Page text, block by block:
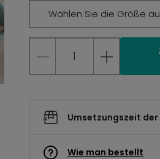
Wählen Sie die Größe
Umsetzungszeit
Wie man bestellt